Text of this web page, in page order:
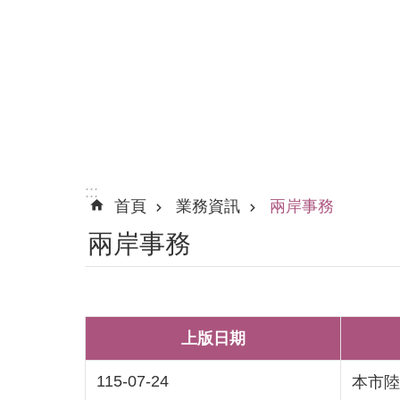
:::
首頁
業務資訊 兩岸事務
兩岸事務
上版日期
115-07-24 本市